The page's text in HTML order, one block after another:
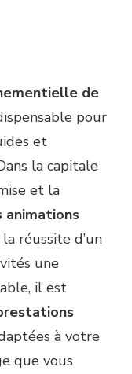
de
pour
et
la capitale
et la
animations
réussite d’un
une
il est
à votre
que vous